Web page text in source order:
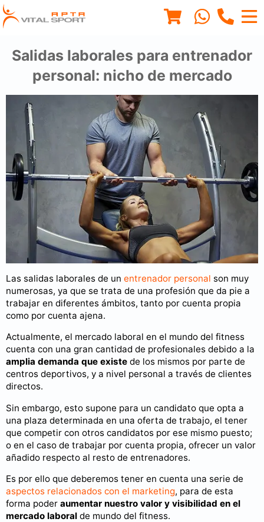
Salidas laborales para entrenador
personal: nicho de mercado
Las salidas laborales de un entrenador personal son muy
numerosas, ya que se trata de una profesión que da pie a
trabajar en diferentes ámbitos, tanto por cuenta propia
como por cuenta ajena.
Actualmente, el mercado laboral en el mundo del fitness
cuenta con una gran cantidad de profesionales debido a la
amplia demanda que existe de los mismos por parte de
centros deportivos, y a nivel personal a través de clientes
directos.
Sin embargo, esto supone para un candidato que opta a
una plaza determinada en una oferta de trabajo, el tener
que competir con otros candidatos por ese mismo puesto;
o en el caso de trabajar por cuenta propia, ofrecer un valor
añadido respecto al resto de entrenadores.
Es por ello que deberemos tener en cuenta una serie de
aspectos relacionados con el marketing, para de esta
forma poder aumentar nuestro valor y visibilidad en el
mercado laboral de mundo del fitness.